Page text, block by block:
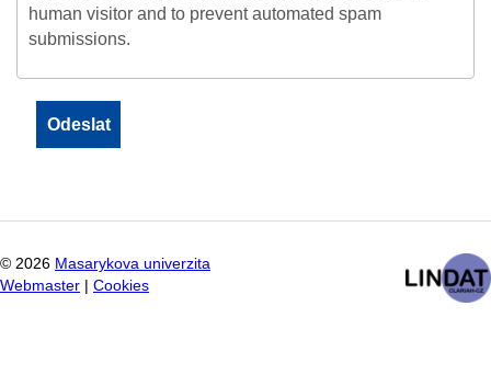
human visitor and to prevent automated spam
submissions.
© 2026 Masarykova univerzita
Webmaster
Cookies